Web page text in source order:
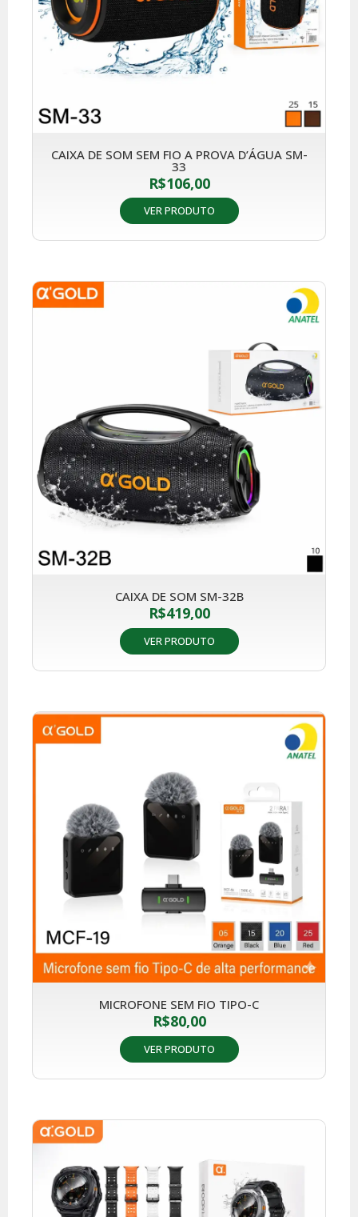
CAIXA DE SOM SEM FIO A PROVA D’ÁGUA SM-
33
R$106,00
VER PRODUTO
CAIXA DE SOM SM-32B
R$419,00
VER PRODUTO
MICROFONE SEM FIO TIPO-C
R$80,00
VER PRODUTO